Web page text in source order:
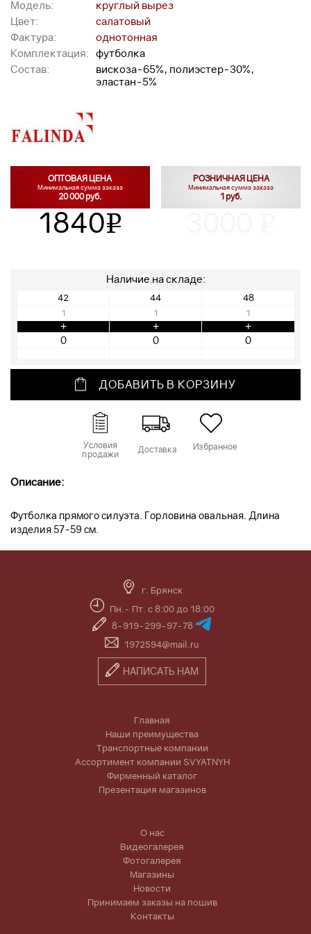
Модель:
круглый вырез
Цвет:
салатовый
Фактура:
однотонная
Комплектация:
футболка
Состав:
вискоза-65%, полиэстер-30%,
эластан-5%
ОПТОВАЯ ЦЕНА
Минимальная сумма заказа
20 000 руб.
1840v
РОЗНИЧНАЯ ЦЕНА
Минимальная сумма заказа
1 руб.
Наличие на складе:
42 44
48
1
+
1
+
1
+
ДОБАВИТЬ В КОРЗИНУ
Условия
продажи Доставка Избранное
Описание:
Футболка прямого силуэта. Горловина овальная. Длина
изделия 57-59 см.
г. Брянск
Пн.- Пт. с 8:00 до 18:00
8-919-299-97-78
1972594@mail.ru
НАПИСАТЬ НАМ
Главная
Наши преимущества
Транспортные компании
Ассортимент компании SVYATNYH
Фирменный каталог
Презентация магазинов
О нас
Видеогалерея
Фотогалерея
Магазины
Новости
Принимаем заказы на пошив
Контакты